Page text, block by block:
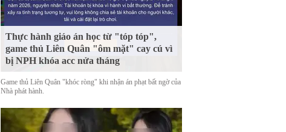
Thực hành giáo án học từ "tóp tóp",
game thủ Liên Quân "ôm mặt" cay cú vì
bị NPH khóa acc nửa tháng
Game thủ Liên Quân "khóc ròng" khi nhận án phạt bất ngờ của
Nhà phát hành.